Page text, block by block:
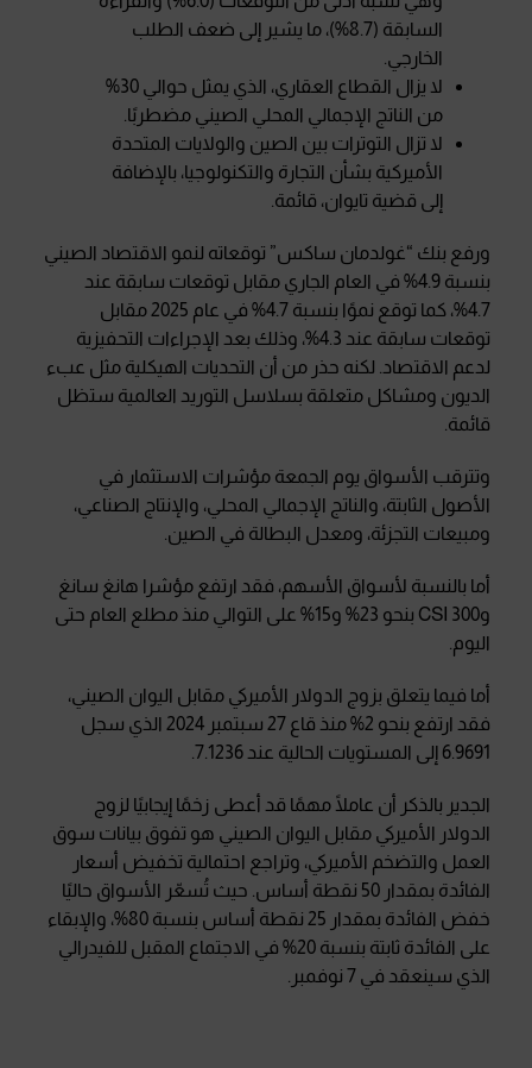
السابقة (8.7%)، ما يشير إلى ضعف الطلب
الخارجي.
لا يزال القطاع العقاري، الذي يمثل حوالي 30%
من الناتج الإجمالي المحلي الصيني مضطربًا.
لا تزال التوترات بين الصين والولايات المتحدة
الأميركية بشأن التجارة والتكنولوجيا، بالإضافة
إلى قضية تايوان، قائمة.
ورفع بنك “غولدمان ساكس” توقعاته لنمو الاقتصاد الصيني
بنسبة 4.9% في العام الجاري مقابل توقعات سابقة عند
4.7%، كما توقع نموًا بنسبة 4.7% في عام 2025 مقابل
توقعات سابقة عند 4.3%، وذلك بعد الإجراءات التحفيزية
لدعم الاقتصاد. لكنه حذر من أن التحديات الهيكلية مثل عبء
الديون ومشاكل متعلقة بسلاسل التوريد العالمية ستظل
قائمة.
وتترقب الأسواق يوم الجمعة مؤشرات الاستثمار في
الأصول الثابتة، والناتج الإجمالي المحلي، والإنتاج الصناعي،
ومبيعات التجزئة، ومعدل البطالة في الصين.
أما بالنسبة لأسواق الأسهم، فقد ارتفع مؤشرا هانغ سانغ
وCSI 300 بنحو 23% و15% على التوالي منذ مطلع العام حتى
اليوم.
أما فيما يتعلق بزوج الدولار الأميركي مقابل اليوان الصيني،
فقد ارتفع بنحو 2% منذ قاع 27 سبتمبر 2024 الذي سجل
6.9691 إلى المستويات الحالية عند 7.1236.
الجدير بالذكر أن عاملًا مهمًا قد أعطى زخمًا إيجابيًا لزوج
الدولار الأميركي مقابل اليوان الصيني هو تفوق بيانات سوق
العمل والتضخم الأميركي، وتراجع احتمالية تخفيض أسعار
الفائدة بمقدار 50 نقطة أساس. حيث تُسعّر الأسواق حاليًا
خفض الفائدة بمقدار 25 نقطة أساس بنسبة 80%، والإبقاء
على الفائدة ثابتة بنسبة 20% في الاجتماع المقبل للفيدرالي
الذي سينعقد في 7 نوفمبر.